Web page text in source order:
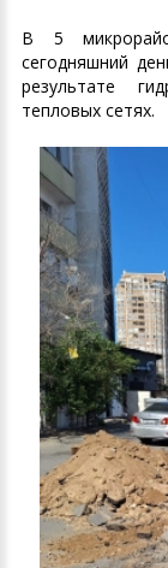
В 5
сегодняшний
результате
тепловых сетях.